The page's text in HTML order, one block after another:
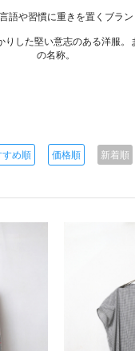
語や習慣に重きを置くブラン
りした堅い意志のある洋服。
の名称。
すめ順 価格順 新着順